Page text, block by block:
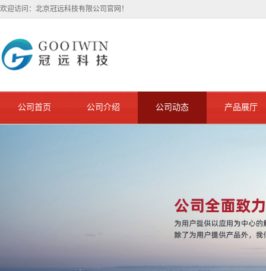
欢迎访问：北京冠远科技有限公司官网！
公司首页 公司介绍 公司动态 产品展厅